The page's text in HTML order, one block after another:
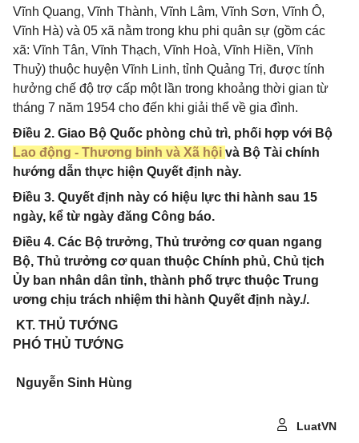
Vĩnh Quang, Vĩnh Thành, Vĩnh Lâm, Vĩnh Sơn, Vĩnh Ô,
Vĩnh Hà) và 05 xã nằm trong khu phi quân sự (gồm các
xã: Vĩnh Tân, Vĩnh Thạch, Vĩnh Hoà, Vĩnh Hiền, Vĩnh
Thuỷ) thuộc huyện Vĩnh Linh, tỉnh Quảng Trị, được tính
hưởng chế độ trợ cấp một lần trong khoảng thời gian từ
tháng 7 năm 1954 cho đến khi giải thể về gia đình.
Điều 2. Giao Bộ Quốc phòng chủ trì, phối hợp với Bộ
Lao động - Thương binh và Xã hội và Bộ Tài chính
hướng dẫn thực hiện Quyết định này.
Điều 3. Quyết định này có hiệu lực thi hành sau 15
ngày, kể từ ngày đăng Công báo.
Điều 4. Các Bộ trưởng, Thủ trưởng cơ quan ngang
Bộ, Thủ trưởng cơ quan thuộc Chính phủ, Chủ tịch
Ủy ban nhân dân tỉnh, thành phố trực thuộc Trung
ương chịu trách nhiệm thi hành Quyết định này./.
KT. THỦ TƯỚNG
PHÓ THỦ TƯỚNG
Nguyễn Sinh Hùng
LuatVN